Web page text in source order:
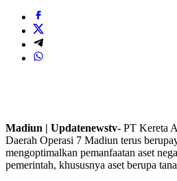
Madiun | Updatenewstv- PT Kereta
Daerah Operasi 7 Madiun terus
mengoptimalkan pemanfaatan aset
pemerintah, khususnya aset berupa